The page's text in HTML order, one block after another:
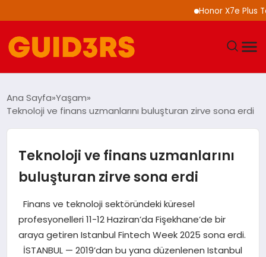
Honor X7e Plus Tanıtıldı
YAŞAM
TEKNOLOJI
SPOR
SAĞLIK
EKONOMI
Ana Sayfa Yaşam
Teknoloji ve finans uzmanlarını buluşturan zirve sona erdi
Teknoloji ve finans uzmanlarını
buluşturan zirve sona erdi
Finans ve teknoloji sektöründeki küresel
profesyonelleri 11-12 Haziran’da Fişekhane’de bir
araya getiren Istanbul Fintech Week 2025 sona erdi.
İSTANBUL — 2019’dan bu yana düzenlenen Istanbul